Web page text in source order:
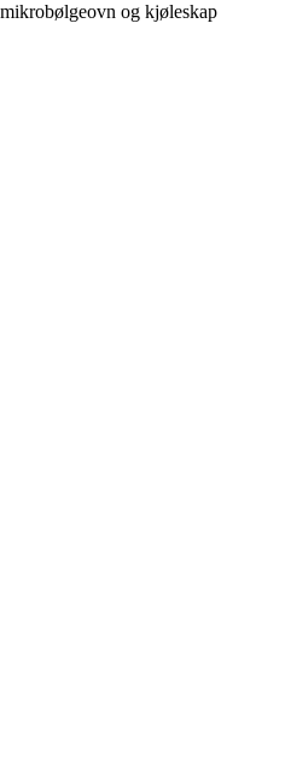
og kjøleskap